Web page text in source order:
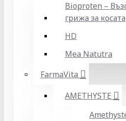
Bioproten –
грижа за косата
HD
Mea Natutra
FarmaVita
AMETHYSTE